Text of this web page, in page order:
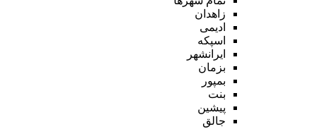
زاهدان
ادیمی
اسپکه
ایرانشهر
بزمان
بمپور
بنت
پیشین
جالق